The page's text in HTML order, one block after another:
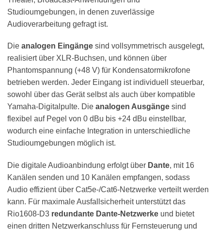
Studioumgebungen, in denen zuverlässige
Audioverarbeitung gefragt ist.
Die analogen Eingänge sind vollsymmetrisch ausgelegt,
realisiert über XLR-Buchsen, und können über
Phantomspannung (+48 V) für Kondensatormikrofone
betrieben werden. Jeder Eingang ist individuell steuerbar,
sowohl über das Gerät selbst als auch über kompatible
Yamaha-Digitalpulte. Die analogen Ausgänge sind
flexibel auf Pegel von 0 dBu bis +24 dBu einstellbar,
wodurch eine einfache Integration in unterschiedliche
Studioumgebungen möglich ist.
Die digitale Audioanbindung erfolgt über Dante, mit 16
Kanälen senden und 10 Kanälen empfangen, sodass
Audio effizient über Cat5e-/Cat6-Netzwerke verteilt werden
kann. Für maximale Ausfallsicherheit unterstützt das
Rio1608-D3 redundante Dante-Netzwerke und bietet
einen dritten Netzwerkanschluss für Fernsteuerung und